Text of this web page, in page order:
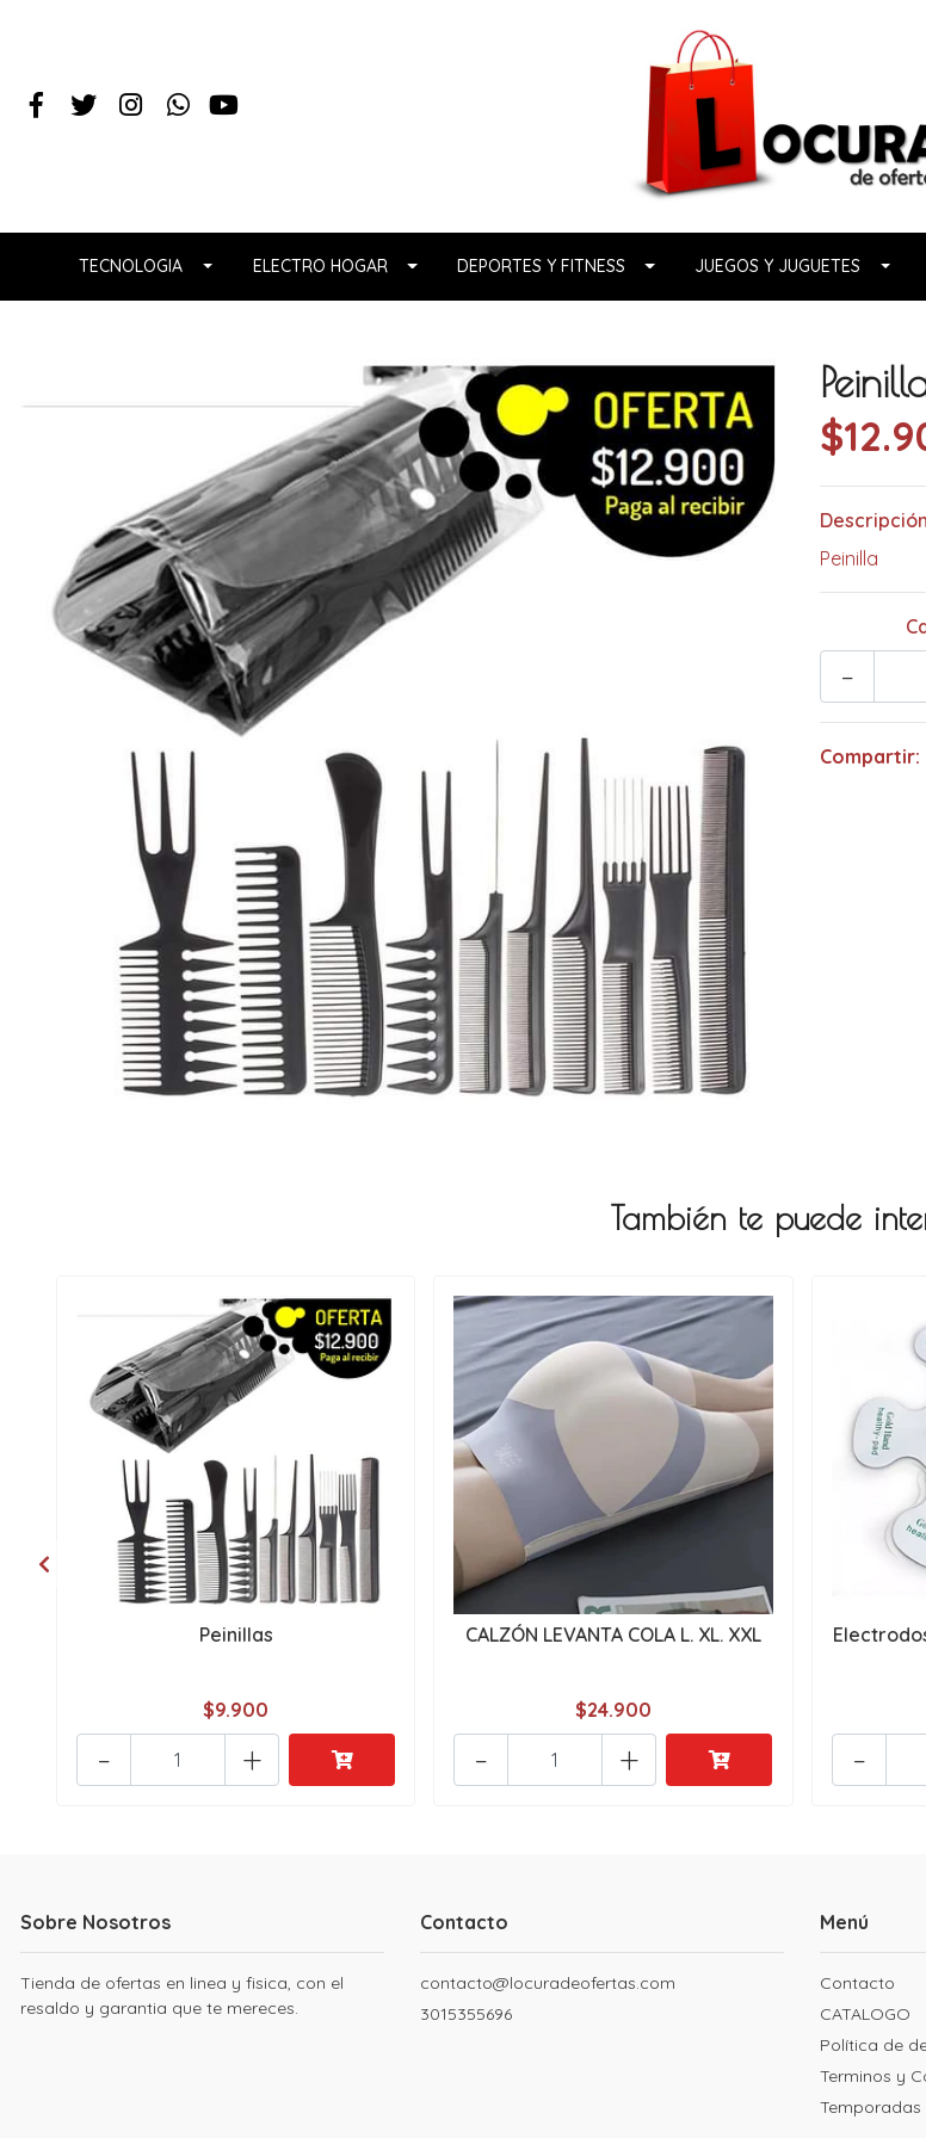
TECNOLOGIA ELECTRO HOGAR DEPORTES Y FITNESS JUEGOS Y JUGUETES
Descripción
Peinilla
-
Compartir:
También te puede
Peinillas
$9.900
+
-
CALZÓN LEVANTA COLA L. XL. XXL
$24.900
+
- -
Sobre Nosotros
Tienda de ofertas en linea y fisica, con el
resaldo y garantia que te mereces.
Contacto
contacto@locuradeofertas.com
3015355696
Menú
Contacto
CATALOGO
Política de
Terminos y
Temporadas